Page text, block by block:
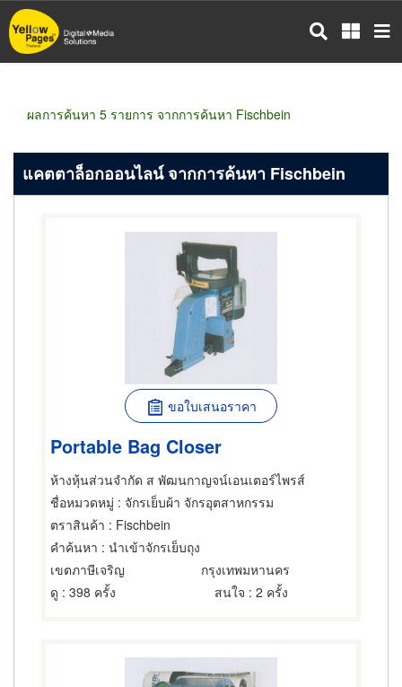
ข้าม
ไป
ผลการค้นหา 5 รายการ จากการค้นหา Fischbein
แคตตาล็อกออนไลน์ จากการค้นหา Fischbein
ขอใบเสนอราคา
Portable Bag Closer
ห้างหุ้นส่วนจำกัด ส พัฒนกาญจน์เอนเตอร์ไพรส์
ชื่อหมวดหมู่ : จักรเย็บผ้า จักรอุตสาหกรรม
ตราสินค้า : Fischbein
คำค้นหา : นำเข้าจักรเย็บถุง
เขตภาษีเจริญ
กรุงเทพมหานคร
ดู : 398 ครั้ง สนใจ : 2 ครั้ง